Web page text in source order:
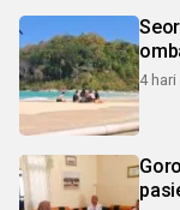
4 hari